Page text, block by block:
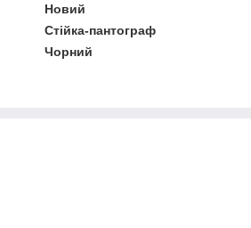
Новий
Стійка-пантограф
Чорний